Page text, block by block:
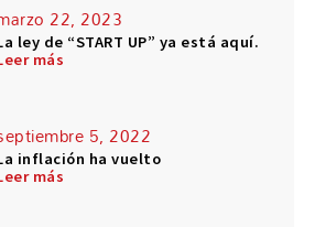
22, 2023
ley de “START UP” ya está aquí.
más
5, 2022
inflación ha vuelto
más